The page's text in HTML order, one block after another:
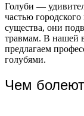
Голуби —
частью
существа, они
травмам. В нашей
предлагаем
голубями.
Чем